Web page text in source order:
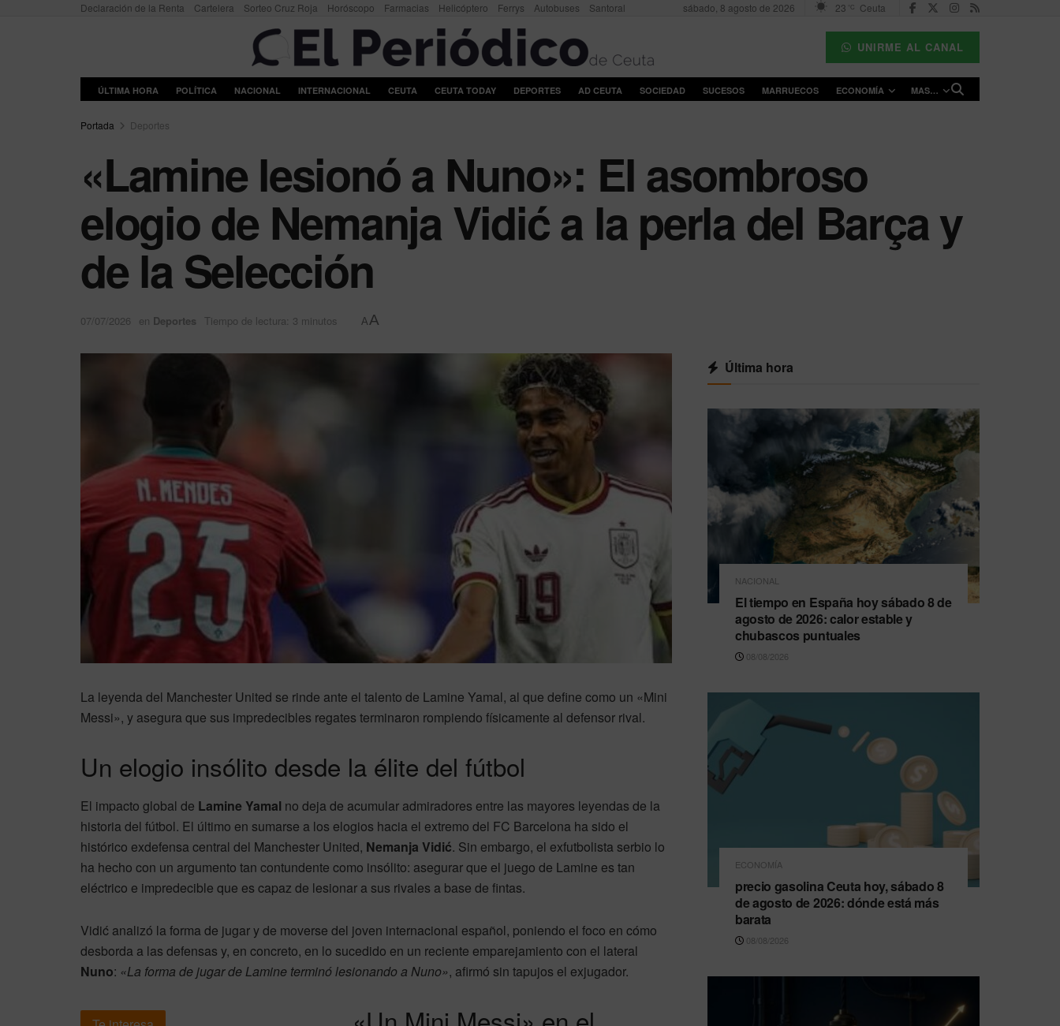
Declaración de la Renta Cartelera Sorteo Cruz Roja Horóscopo Farmacias Helicóptero Ferrys Autobuses Santoral sábado, 8 agosto de 2026 23 °C Ceuta
UNIRME AL CANAL
ÚLTIMA HORA POLÍTICA NACIONAL INTERNACIONAL CEUTA CEUTA TODAY DEPORTES AD CEUTA SOCIEDAD SUCESOS MARRUECOS ECONOMÍA MAS…
Portada Deportes
«Lamine lesionó a Nuno»: El asombroso
elogio de Nemanja Vidić a la perla del Barça y
de la Selección
07/07/2026 en Deportes Tiempo de lectura: 3 minutos AA
La leyenda del Manchester United se rinde ante el talento de Lamine Yamal, al que define como un «Mini
Messi», y asegura que sus impredecibles regates terminaron rompiendo físicamente al defensor rival.
Un elogio insólito desde la élite del fútbol
El impacto global de Lamine Yamal no deja de acumular admiradores entre las mayores leyendas de la
historia del fútbol. El último en sumarse a los elogios hacia el extremo del FC Barcelona ha sido el
histórico exdefensa central del Manchester United, Nemanja Vidić. Sin embargo, el exfutbolista serbio lo
ha hecho con un argumento tan contundente como insólito: asegurar que el juego de Lamine es tan
eléctrico e impredecible que es capaz de lesionar a sus rivales a base de fintas.
Vidić analizó la forma de jugar y de moverse del joven internacional español, poniendo el foco en cómo
desborda a las defensas y, en concreto, en lo sucedido en un reciente emparejamiento con el lateral
Nuno: «La forma de jugar de Lamine terminó lesionando a Nuno», afirmó sin tapujos el exjugador.
Última hora
NACIONAL
El tiempo en España hoy sábado 8 de
agosto de 2026: calor estable y
chubascos puntuales
08/08/2026
ECONOMÍA
precio gasolina Ceuta hoy, sábado 8
de agosto de 2026: dónde está más
barata
08/08/2026